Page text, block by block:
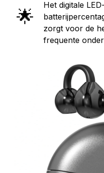
🌟
Het digitale
zorgt voor de
frequente